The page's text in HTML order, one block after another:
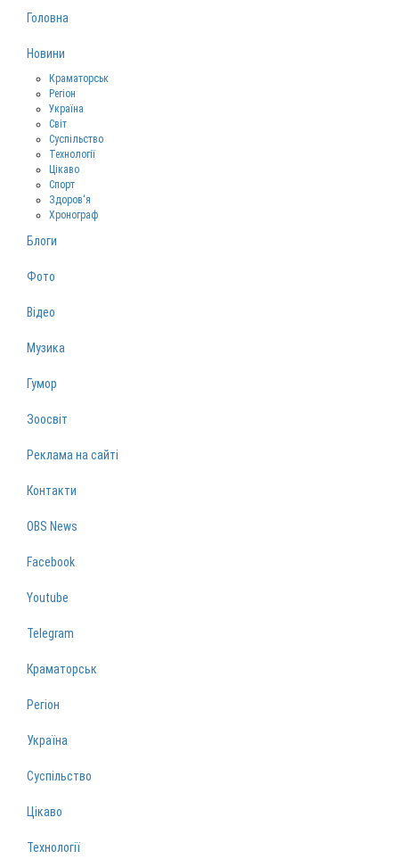
Головна
Новини
Краматорськ
Регіон
Україна
Світ
Суспільство
Технології
Цікаво
Спорт
Здоров‘я
Хронограф
Блоги
Фото
Відео
Музика
Гумор
Зоосвіт
Реклама на сайті
Контакти
OBS News
Facebook
Youtube
Telegram
Краматорськ
Регіон
Україна
Суспільство
Цікаво
Технології